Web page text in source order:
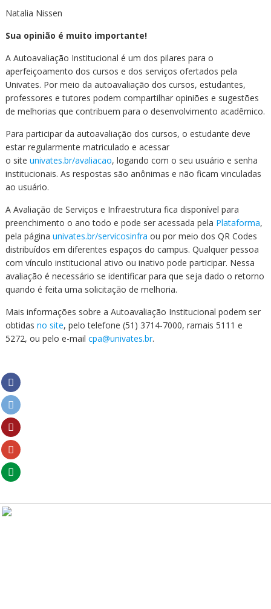
Natalia Nissen
Sua opinião é muito importante!
A Autoavaliação Institucional é um dos pilares para o
aperfeiçoamento dos cursos e dos serviços ofertados pela
Univates. Por meio da autoavaliação dos cursos, estudantes,
professores e tutores podem compartilhar opiniões e sugestões
de melhorias que contribuem para o desenvolvimento acadêmico.
Para participar da autoavaliação dos cursos, o estudante deve
estar regularmente matriculado e acessar
o site univates.br/avaliacao, logando com o seu usuário e senha
institucionais. As respostas são anônimas e não ficam vinculadas
ao usuário.
A Avaliação de Serviços e Infraestrutura fica disponível para
preenchimento o ano todo e pode ser acessada pela Plataforma,
pela página univates.br/servicosinfra ou por meio dos QR Codes
distribuídos em diferentes espaços do campus. Qualquer pessoa
com vínculo institucional ativo ou inativo pode participar. Nessa
avaliação é necessário se identificar para que seja dado o retorno
quando é feita uma solicitação de melhoria.
Mais informações sobre a Autoavaliação Institucional podem ser
obtidas no site, pelo telefone (51) 3714-7000, ramais 5111 e
5272, ou pelo e-mail cpa@univates.br.